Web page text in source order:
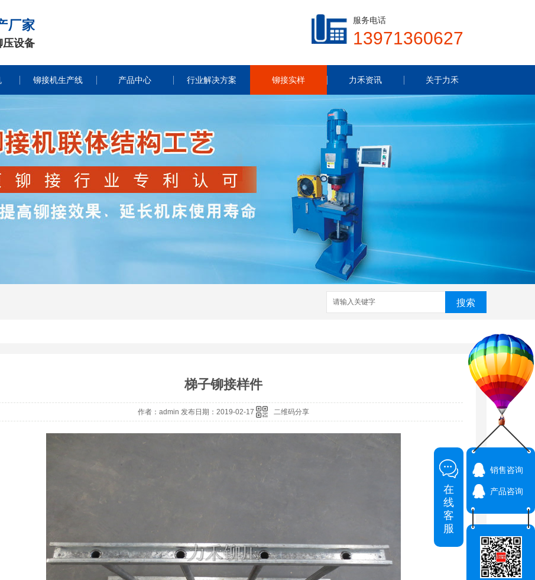
厂家
压设备
服务电话
13971360627
铆接机生产线 产品中心 行业解决方案 铆接实样 力禾资讯 关于力禾
搜索
伺服数控铆接机 雨刮器支臂铆接机（雨刮臂双头伺服铆接机）
梯子铆接样件
作者：admin 发布日期：2019-02-17 二维码分享
销售咨询
产品咨询
在
线
客
服